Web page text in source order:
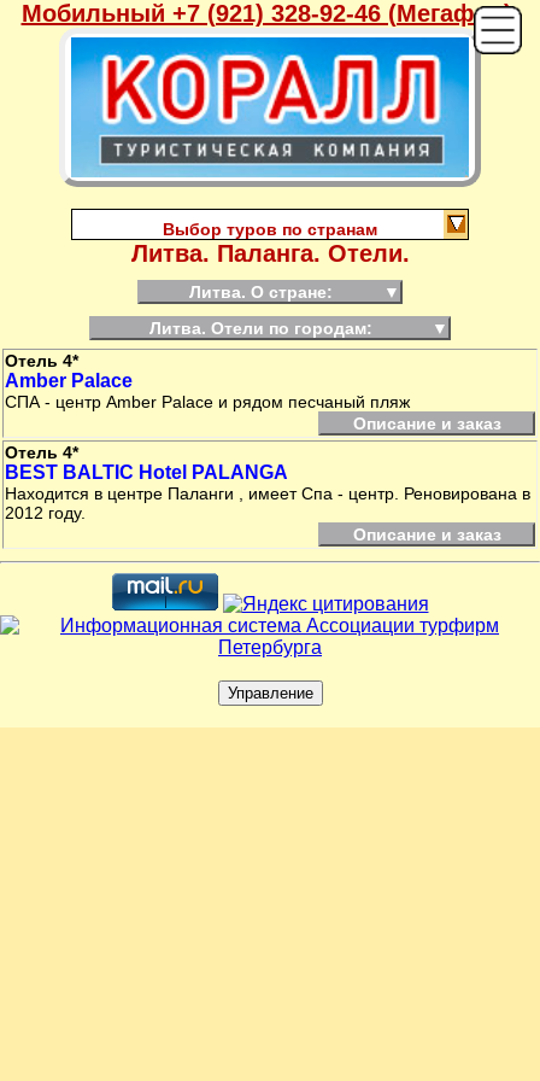
Мобильный +7 (921) 328-92-46 (Мегафон),
Выбор туров по странам
Литва. Паланга. Отели.
Литва. О стране:
▼
Литва. Отели по городам:
▼
Отель 4*
Amber Palace
СПА - центр Amber Palace и рядом песчаный пляж
Описание и заказ
Отель 4*
BEST BALTIC Hotel PALANGA
Находится в центре Паланги , имеет Спа - центр. Реновирована в
2012 году.
Описание и заказ